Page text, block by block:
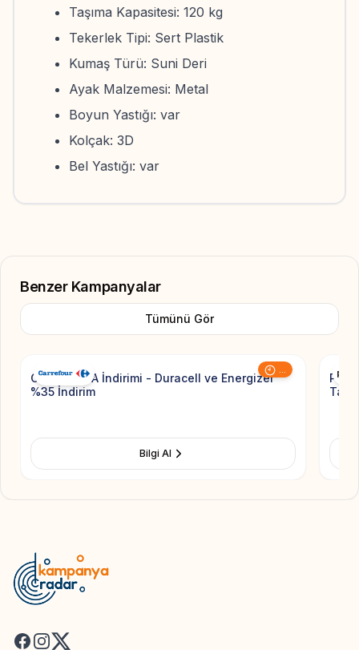
Taşıma Kapasitesi: 120 kg
Tekerlek Tipi: Sert Plastik
Kumaş Türü: Suni Deri
Ayak Malzemesi: Metal
Boyun Yastığı: var
Kolçak: 3D
Bel Yastığı: var
Benzer Kampanyalar
Tümünü Gör
...
Add to
CarrefourSA İndirimi - Duracell ve Energizer
%35 İndirim
Bilgi Al
Facebook
Instagram
X